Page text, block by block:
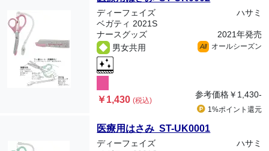
ディーフェイズ
ハサミ
ベガティ 2021S
ナースグッズ
2021年発売
男女共用
All オールシーズン
￥1,430(税込)
参考価格￥1,430-
1%ポイント 還元
医療用はさみ ST-UK0001
ディーフェイズ
ハサミ